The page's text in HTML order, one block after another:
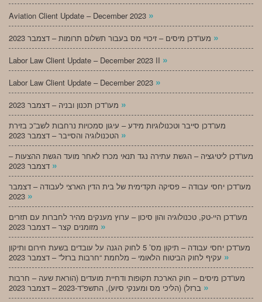
Aviation Client Update – December 2023 »
»
Labor Law Client Update – December 2023 II »
Labor Law Client Update – December 2023 »
»
מעו”דכן סייבר וטכנולוגיות מידע – עיגון סמכויות נרחבות לשב”כ בזירת
»
מעו”דכן ליטיגציה – הגשת עתירה נגד תנאי מכרז לאחר מועד הגשת ההצעות –
»
מעו”דכן יחסי עבודה – פסיקה תקדימית של בית הדין הארצי לעבודה – דצמבר
»
מעו”דכן היי-טק, טכנולוגיה והון סיכון – ערוץ מענקים מהיר לחברות עם תזרים
»
מעו”דכן יחסי עבודה – תיקון מס’ 5 לחוק הגנה על עובדים בשעת חירום ותיקון
»
מעו”דכן מיסים – חוק הארכת תקופות ודחיית מועדים (הוראת שעה – חרבות
»